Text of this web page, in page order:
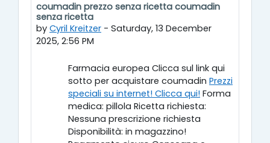
coumadin prezzo senza ricetta coumadin
senza ricetta
by Cyril Kreitzer - Saturday, 13 December
2025, 2:56 PM
Number of replies: 0
Farmacia europea Clicca sul link qui
sotto per acquistare coumadin Prezzi
speciali su internet! Clicca qui! Forma
medica: pillola Ricetta richiesta:
Nessuna prescrizione richiesta
Disponibilità: in magazzino!